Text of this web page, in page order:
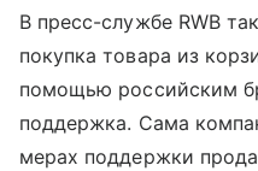
В пресс-службе RWB
покупка товара из
помощью российским
поддержка. Сама
мерах поддержки